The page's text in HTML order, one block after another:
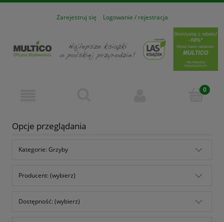
Zarejestruj się Logowanie / rejestracja
Opcje przeglądania
Kategorie: Grzyby
Producent: (wybierz)
Dostępność: (wybierz)